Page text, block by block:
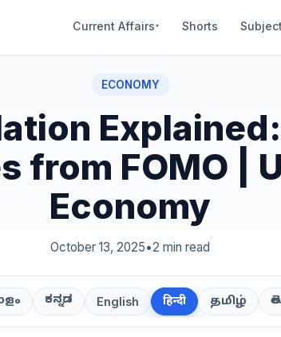
Current Affairs▾ Shorts
ECONOMY
from FOMO |
Economy
October 13, 2025•2 min read
ಕನ್ನಡ English हिन्दी தமிழ்